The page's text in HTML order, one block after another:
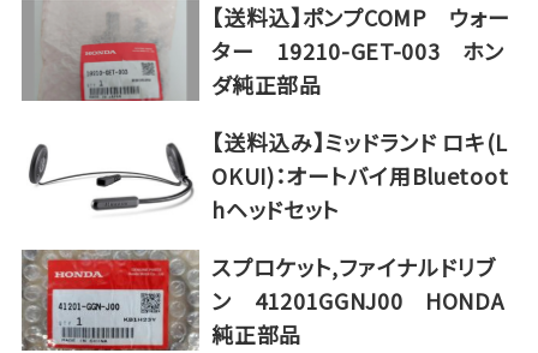
【送料込】ポンプCOMP ウォー
ター 19210-GET-003 ホン
ダ純正部品
【送料込み】ミッドランド ロキ(L
OKUI)：オートバイ用Bluetoot
hヘッドセット
スプロケット,ファイナルドリブ
ン 41201GGNJ00 HONDA
純正部品